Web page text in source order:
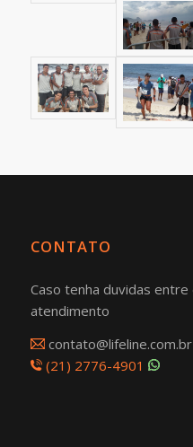
CONTATO
Caso tenha duvidas
atendimento
contato@lifeline.com.br
(21) 2776-4901